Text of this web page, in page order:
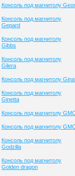
Консоль под магнитолу
Консоль под магнитолу
Gepard
Консоль под магнитолу
Gibbs
Консоль под магнитолу
Gilera
Консоль под магнитолу
Консоль под магнитолу
Ginetta
Консоль под магнитолу
Консоль под магнитолу
Консоль под магнитолу
Godzilla
Консоль под магнитолу
Golden dragon